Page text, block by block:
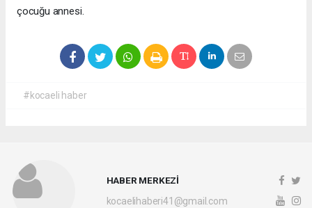
çocuğu annesi.
#kocaeli haber
HABER MERKEZİ
kocaelihaberi41@gmail.com